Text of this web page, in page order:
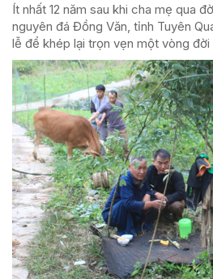
Ít nhất 12 năm sau khi cha mẹ qua
nguyên đá Đồng Văn, tỉnh Tuyên
lễ để khép lại trọn vẹn một vòng đời